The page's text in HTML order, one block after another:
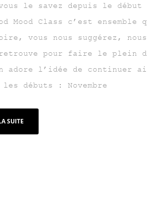
vous le savez depuis le
Mood Class c’est
vous nous suggérez,
pour faire le plein de
adore l’idée de continuer
les débuts : Novembre
SUITE